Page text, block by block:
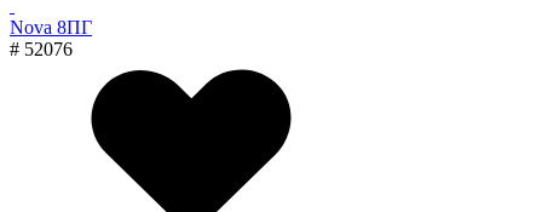
Nova 8ПГ
# 52076